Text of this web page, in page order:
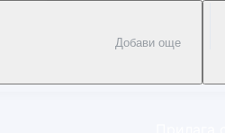
Добави още